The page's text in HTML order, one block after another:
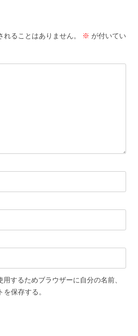
ることはありません。 ※ が付いてい
するためブラウザーに自分の名前、
保存する。